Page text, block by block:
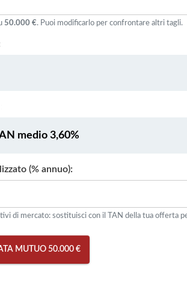
50.000 €. Puoi modificarlo per confrontare altri tagli.
(% annuo):
di mercato: sostituisci con il TAN della tua offerta
MUTUO 50.000 €